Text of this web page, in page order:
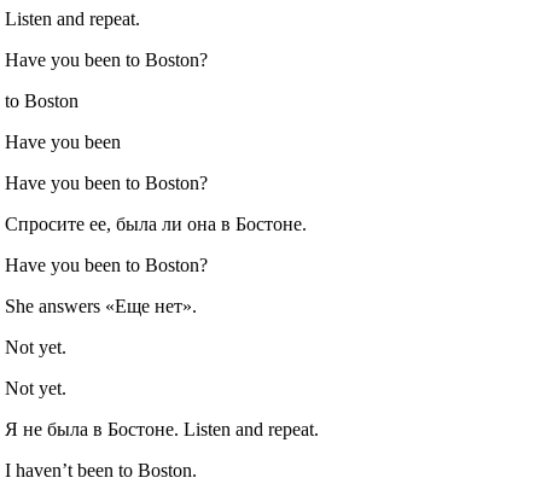
Listen and repeat.
Have you been to Boston?
to Boston
Have you been
Have you been to Boston?
Спросите ее, была ли она в Бостоне.
Have you been to Boston?
She answers «Еще нет».
Not yet.
Not yet.
Я не была в Бостоне. Listen and repeat.
I haven’t been to Boston.